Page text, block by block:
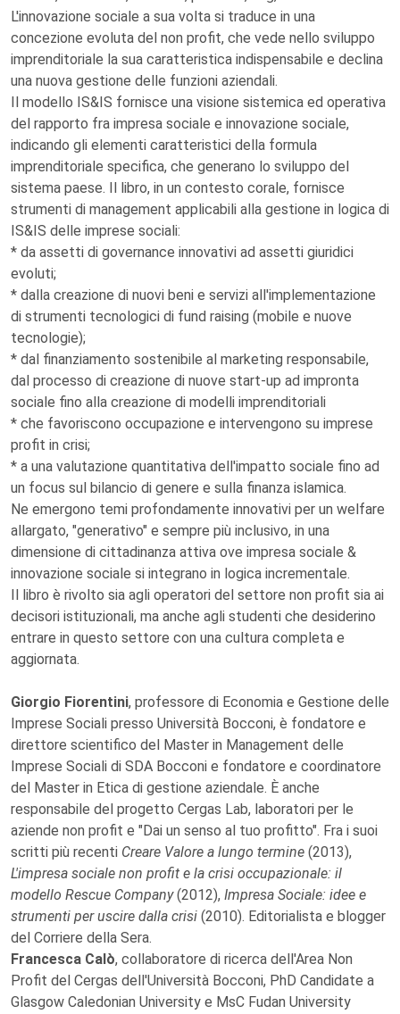
L'innovazione sociale a sua volta si traduce in una
concezione evoluta del non profit, che vede nello sviluppo
imprenditoriale la sua caratteristica indispensabile e declina
una nuova gestione delle funzioni aziendali.
Il modello IS&IS fornisce una visione sistemica ed operativa
del rapporto fra impresa sociale e innovazione sociale,
indicando gli elementi caratteristici della formula
imprenditoriale specifica, che generano lo sviluppo del
sistema paese. Il libro, in un contesto corale, fornisce
strumenti di management applicabili alla gestione in logica di
IS&IS delle imprese sociali:
* da assetti di governance innovativi ad assetti giuridici
evoluti;
* dalla creazione di nuovi beni e servizi all'implementazione
di strumenti tecnologici di fund raising (mobile e nuove
tecnologie);
* dal finanziamento sostenibile al marketing responsabile,
dal processo di creazione di nuove start-up ad impronta
sociale fino alla creazione di modelli imprenditoriali
* che favoriscono occupazione e intervengono su imprese
profit in crisi;
* a una valutazione quantitativa dell'impatto sociale fino ad
un focus sul bilancio di genere e sulla finanza islamica.
Ne emergono temi profondamente innovativi per un welfare
allargato, "generativo" e sempre più inclusivo, in una
dimensione di cittadinanza attiva ove impresa sociale &
innovazione sociale si integrano in logica incrementale.
Il libro è rivolto sia agli operatori del settore non profit sia ai
decisori istituzionali, ma anche agli studenti che desiderino
entrare in questo settore con una cultura completa e
aggiornata.
Giorgio Fiorentini, professore di Economia e Gestione delle
Imprese Sociali presso Università Bocconi, è fondatore e
direttore scientifico del Master in Management delle
Imprese Sociali di SDA Bocconi e fondatore e coordinatore
del Master in Etica di gestione aziendale. È anche
responsabile del progetto Cergas Lab, laboratori per le
aziende non profit e "Dai un senso al tuo profitto". Fra i suoi
scritti più recenti Creare Valore a lungo termine (2013),
L'impresa sociale non profit e la crisi occupazionale: il
modello Rescue Company(2012), Impresa Sociale: idee e
strumenti per uscire dalla crisi (2010). Editorialista e blogger
del Corriere della Sera.
Francesca Calò, collaboratore di ricerca dell'Area Non
Profit del Cergas dell'Università Bocconi, PhD Candidate a
Glasgow Caledonian University e MsC Fudan University